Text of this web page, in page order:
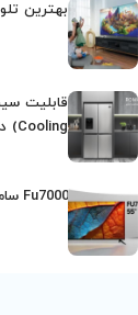
بهترین
Cooling) در یخچال‌‌های امروزی
Fu7000 سام : نسل تازه تصویر